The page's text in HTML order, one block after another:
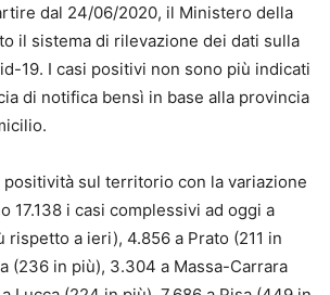
dal 24/06/2020, il Ministero della
il sistema di rilevazione dei dati sulla
19. I casi positivi non sono più indicati
di notifica bensì in base alla provincia
sul territorio con la variazione
17.138 i casi complessivi ad oggi a
rispetto a ieri), 4.856 a Prato (211 in
(236 in più), 3.304 a Massa-Carrara